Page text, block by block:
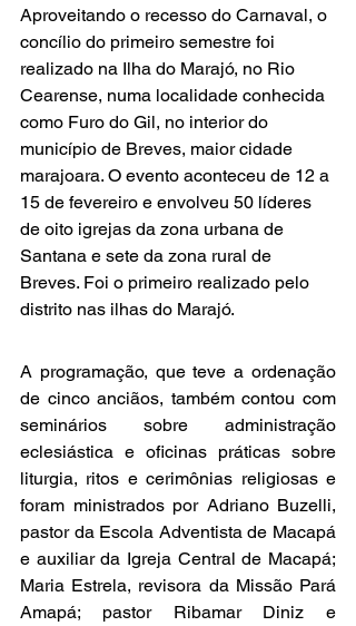
Aproveitando o recesso do Carnaval, o
concílio do primeiro semestre foi
realizado na Ilha do Marajó, no Rio
Cearense, numa localidade conhecida
como Furo do Gil, no interior do
município de Breves, maior cidade
marajoara. O evento aconteceu de 12 a
15 de fevereiro e envolveu 50 líderes
de oito igrejas da zona urbana de
Santana e sete da zona rural de
Breves. Foi o primeiro realizado pelo
distrito nas ilhas do Marajó.
A programação, que teve a ordenação
de cinco anciãos, também contou com
seminários sobre administração
eclesiástica e oficinas práticas sobre
liturgia, ritos e cerimônias religiosas e
foram ministrados por Adriano Buzelli,
pastor da Escola Adventista de Macapá
e auxiliar da Igreja Central de Macapá;
Maria Estrela, revisora da Missão Pará
Amapá; pastor Ribamar Diniz e